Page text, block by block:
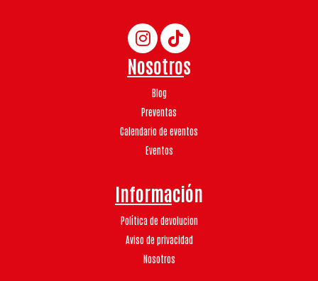
Nosotros
Blog
Preventas
Calendario de eventos
Eventos
Información
Política de devolucion
Aviso de privacidad
Nosotros